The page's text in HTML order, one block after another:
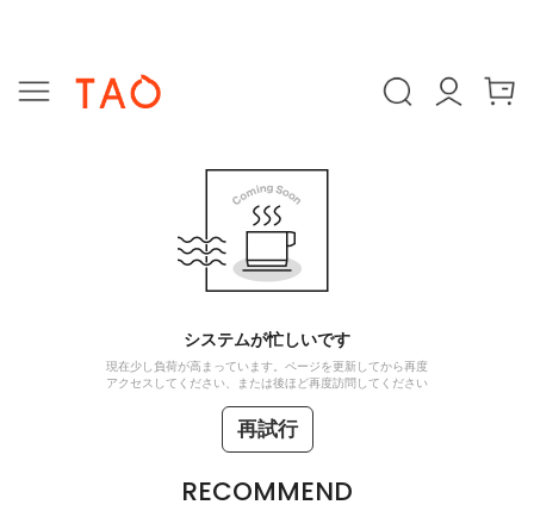
システムが忙しいです
現在少し負荷が高まっています。ページを更新してから再度
アクセスしてください、または後ほど再度訪問してください
再試行
RECOMMEND